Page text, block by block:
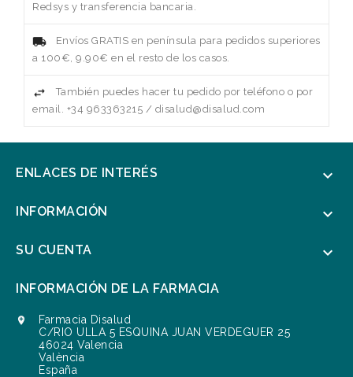
Redsys y transferencia bancaria.
Envíos GRATIS en península para pedidos superiores
a 100€, 9.90€ en el resto de los casos.
También puedes hacer tu pedido por teléfono o por
email. +34 963363215 / disalud@disalud.com
ENLACES DE INTERÉS 
INFORMACIÓN 
SU CUENTA 
INFORMACIÓN DE LA FARMACIA

Farmacia Disalud
C/RIO ULLA 5 ESQUINA JUAN VERDEGUER 25
46024 Valencia
València
España